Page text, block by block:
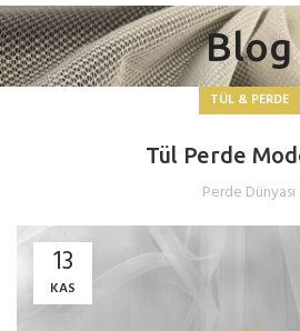
Blog
TÜL & PERDE
Tül Perde
Perde Dünyası
13
KAS